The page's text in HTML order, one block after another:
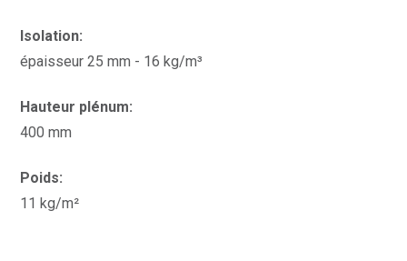
Isolation:
épaisseur 25 mm - 16 kg/m³
Hauteur plénum:
400 mm
Poids:
11 kg/m²